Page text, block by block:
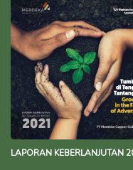
LAPORAN KEBERLANJUTAN